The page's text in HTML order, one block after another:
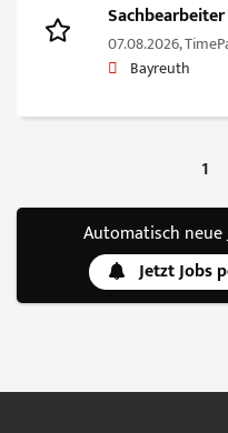
07.08.2026,
Bayreuth
1
Automatisch neue
Jetzt Jobs